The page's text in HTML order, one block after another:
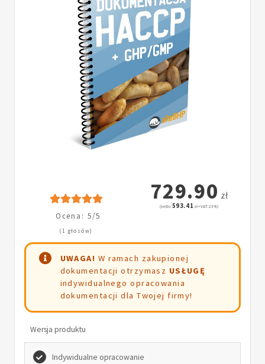
Ocena: 5/5
(1 głosów)
729.90 zł
(netto:593.41 zł + VAT: 23%)
UWAGA! W ramach zakupionej
dokumentacji otrzymasz USŁUGĘ
indywidualnego opracowania
dokumentacji dla Twojej firmy!
Wersja produktu
Indywidualne opracowanie